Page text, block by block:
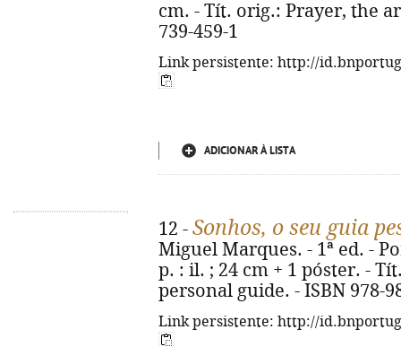
cm. - Tít. orig.: Prayer, the
739-459-1
Link persistente: http://
ADICIONAR À LISTA
12 - Sonhos, o seu guia
Miguel Marques. - 1ª ed. -
p. : il. ; 24 cm + 1 póster. -
personal guide. - ISBN 978-
Link persistente: http://